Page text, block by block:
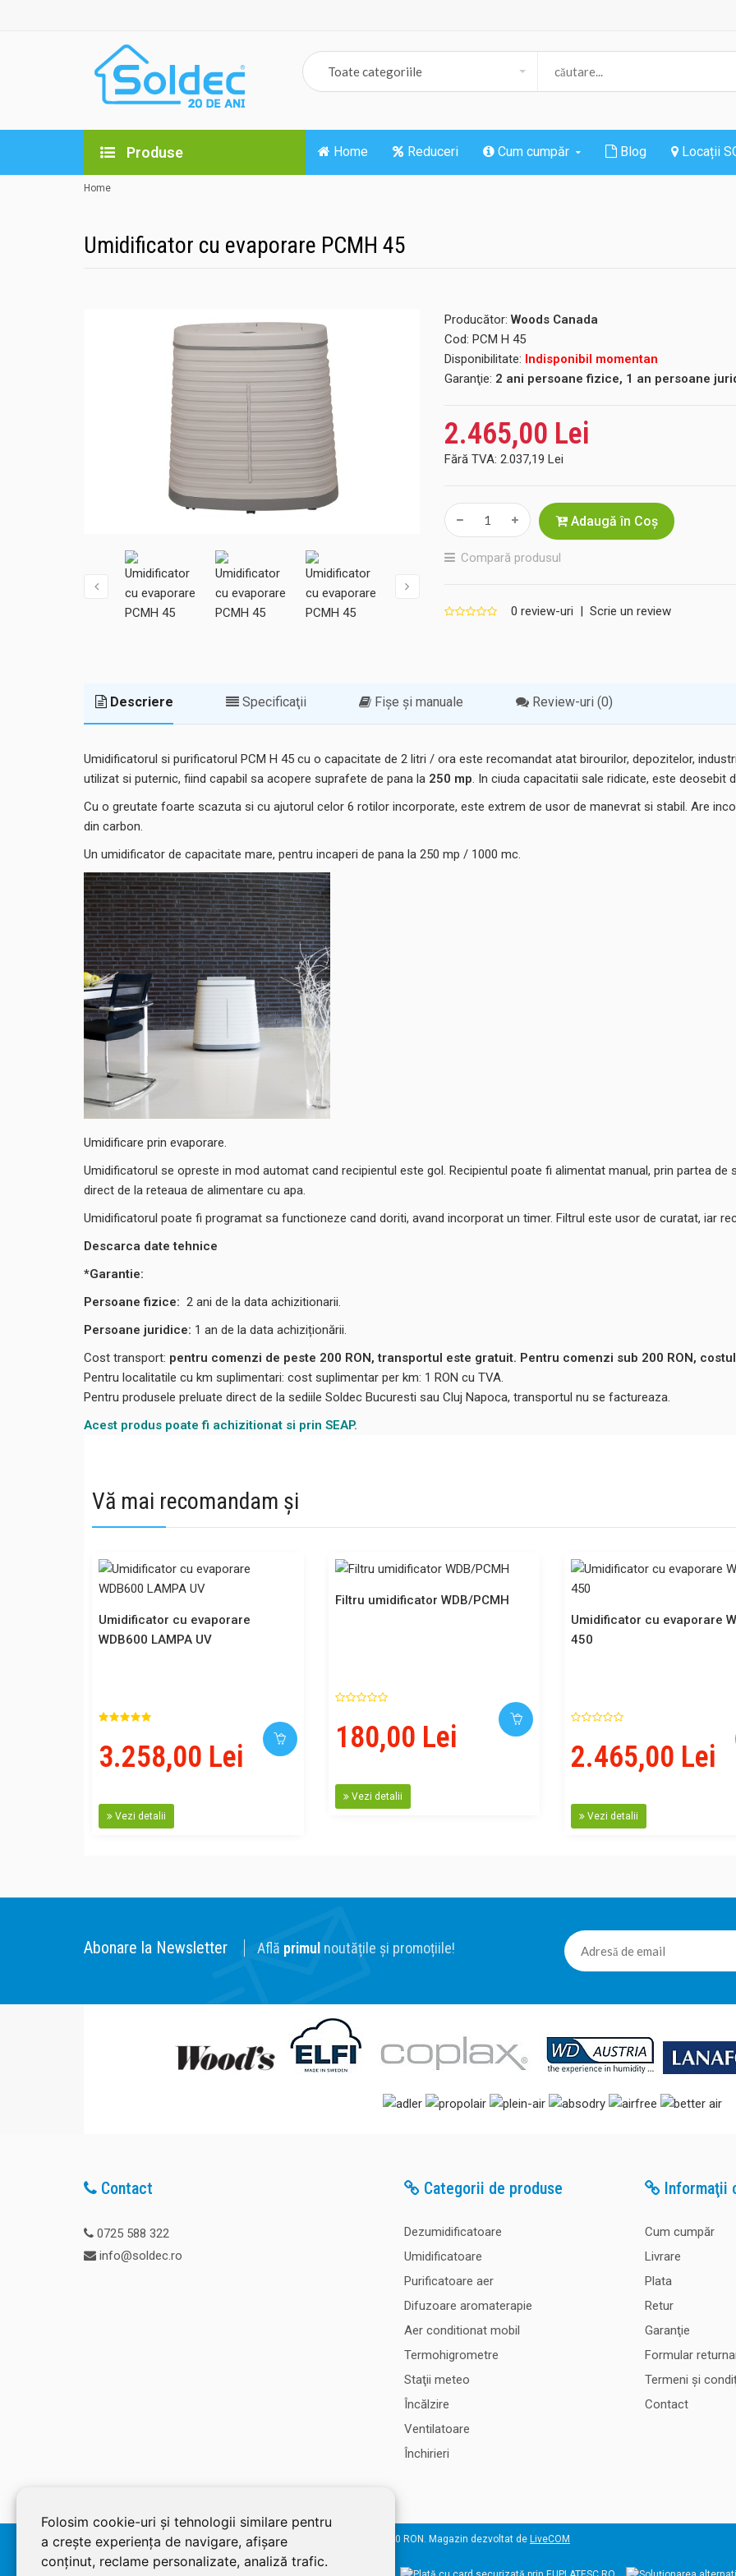
Folosim cookie-uri și tehnologii similare pentru
a crește experiența de navigare, afișare
conținut, reclame personalizate, analiză trafic.
Produse Home Reduceri Cum cumpăr Blog Locații
Home
Umidificator cu evaporare PCMH 45
Producător: Woods Canada
Cod: PCM H 45
Disponibilitate: Indisponibil momentan
Garanţie: 2 ani persoane fizice, 1 an persoane
2.465,00 Lei
Fără TVA: 2.037,19 Lei
Adaugă în Coş
Compară produsul
0 review-uri | Scrie un review
Descriere Specificaţii Fișe și manuale Review-uri (0)
Umidificatorul si purificatorul PCM H 45 cu o capacitate de 2 litri / ora este recomandat atat birourilor, depozitelor,
utilizat si puternic, fiind capabil sa acopere suprafete de pana la 250 mp. In ciuda capacitatii sale ridicate, este deosebit
Cu o greutate foarte scazuta si cu ajutorul celor 6 rotilor incorporate, este extrem de usor de manevrat si stabil. Are
din carbon.
Un umidificator de capacitate mare, pentru incaperi de pana la 250 mp / 1000 mc.
Umidificare prin evaporare.
Umidificatorul se opreste in mod automat cand recipientul este gol. Recipientul poate fi alimentat manual, prin partea de
direct de la reteaua de alimentare cu apa.
Umidificatorul poate fi programat sa functioneze cand doriti, avand incorporat un timer. Filtrul este usor de curatat, iar
Descarca date tehnice
*Garantie:
Persoane fizice: 2 ani de la data achizitionarii.
Persoane juridice: 1 an de la data achiziționării.
Cost transport: pentru comenzi de peste 200 RON, transportul este gratuit. Pentru comenzi sub 200 RON,
Pentru localitatile cu km suplimentari: cost suplimentar per km: 1 RON cu TVA.
Pentru produsele preluate direct de la sediile Soldec Bucuresti sau Cluj Napoca, transportul nu se factureaza.
Acest produs poate fi achizitionat si prin SEAP.
Vă mai recomandam și
Umidificator cu evaporare
WDB600 LAMPA UV
3.258,00 Lei
Vezi detalii
Filtru umidificator WDB/PCMH
180,00 Lei
Vezi detalii
Umidificator cu evaporare
450
2.465,00 Lei
Vezi detalii
Abonare la Newsletter Află primul noutățile și promoțiile!
Contact
0725 588 322
info@soldec.ro
Categorii de produse
Dezumidificatoare
Umidificatoare
Purificatoare aer
Difuzoare aromaterapie
Aer conditionat mobil
Termohigrometre
Staţii meteo
Încălzire
Ventilatoare
Închirieri
Informaţii
Cum cumpăr
Livrare
Plata
Retur
Garanţie
Formular
Termeni şi
Contact
© 2026 SOLDEC SRL, RO1822625, J12/4355/2005, Cap Social: 50.000 RON. Magazin dezvoltat de LiveCOM